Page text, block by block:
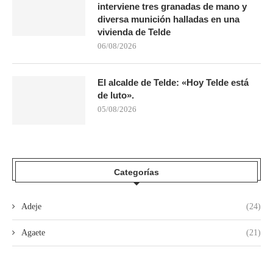
interviene tres granadas de mano y
diversa munición halladas en una
vivienda de Telde
06/08/2026
El alcalde de Telde: «Hoy Telde está
de luto».
05/08/2026
Categorías
Adeje (24)
Agaete (21)